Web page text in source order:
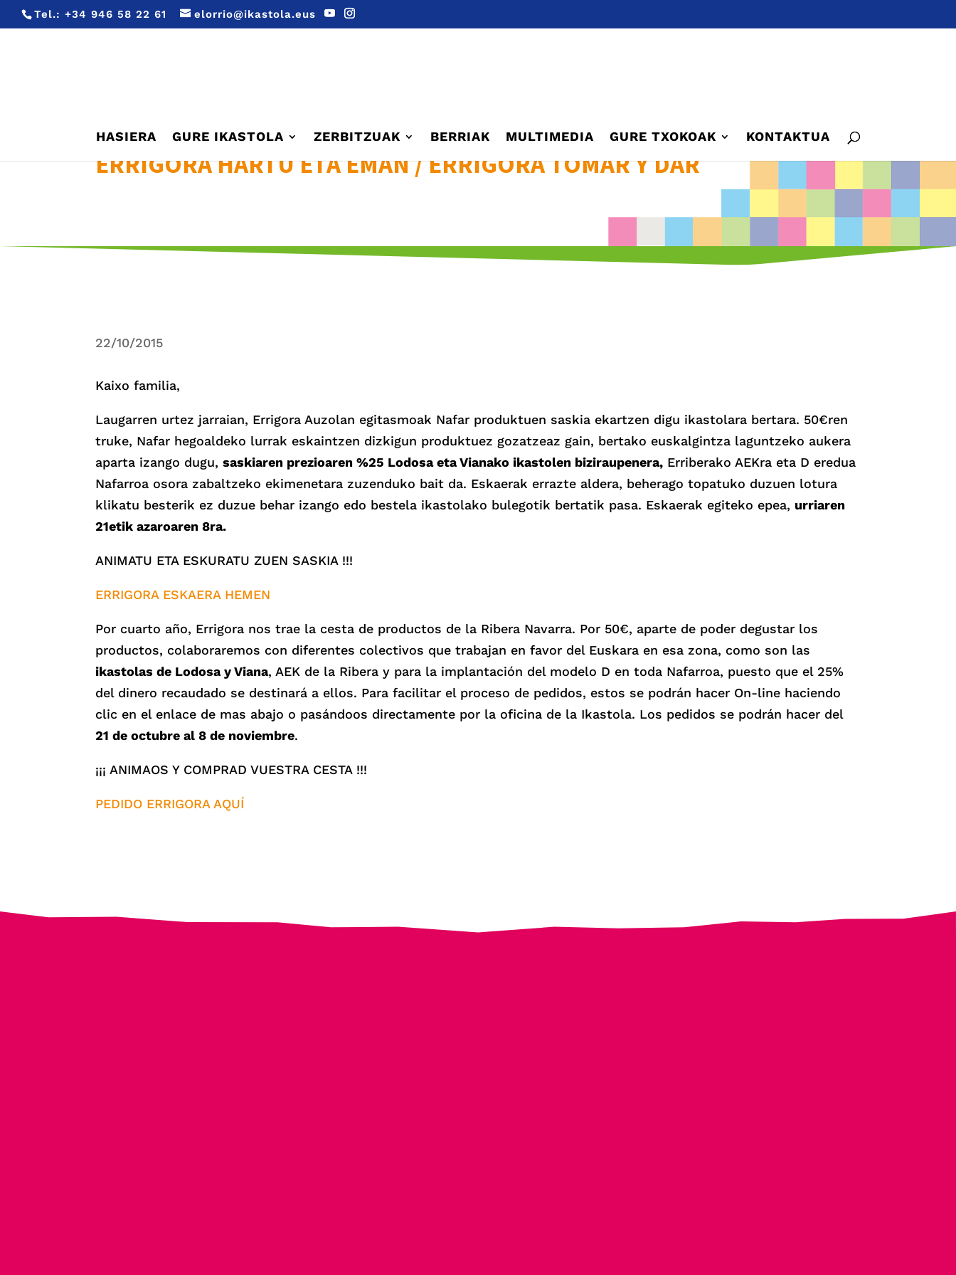
Tel.: +34 946 58 22 61 elorrio@ikastola.eus
HASIERA GURE IKASTOLA ZERBITZUAK BERRIAK MULTIMEDIA GURE TXOKOAK KONTAKTUA
ERRIGORA HARTU ETA EMAN / ERRIGORA TOMAR Y DAR
22/10/2015
Kaixo familia,
Laugarren urtez jarraian, Errigora Auzolan egitasmoak Nafar produktuen saskia ekartzen digu ikastolara bertara. 50€ren
truke, Nafar hegoaldeko lurrak eskaintzen dizkigun produktuez gozatzeaz gain, bertako euskalgintza laguntzeko aukera
aparta izango dugu,saskiaren prezioaren %25 Lodosa eta Vianako ikastolen biziraupenera, Erriberako AEKra eta D eredua
Nafarroa osora zabaltzeko ekimenetara zuzenduko bait da. Eskaerak errazte aldera, beherago topatuko duzuen lotura
klikatu besterik ez duzue behar izango edo bestela ikastolako bulegotik bertatik pasa. Eskaerak egiteko epea, urriaren
21etik azaroaren 8ra.
ANIMATU ETA ESKURATU ZUEN SASKIA !!!
ERRIGORA ESKAERA HEMEN
Por cuarto año, Errigora nos trae la cesta de productos de la Ribera Navarra. Por 50€, aparte de poder degustar los
productos, colaboraremos con diferentes colectivos que trabajan en favor del Euskara en esa zona, como son las
ikastolas de Lodosa y Viana, AEK de la Ribera y para la implantación del modelo D en toda Nafarroa, puesto que el 25%
del dinero recaudado se destinará a ellos. Para facilitar el proceso de pedidos, estos se podrán hacer On-line haciendo
clic en el enlace de mas abajo o pasándoos directamente por la oficina de la Ikastola. Los pedidos se podrán hacer del
21 de octubre al 8 de noviembre.
¡¡¡ ANIMAOS Y COMPRAD VUESTRA CESTA !!!
PEDIDO ERRIGORA AQUÍ